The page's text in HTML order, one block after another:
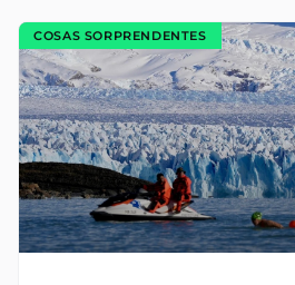
COSAS SORPRENDENTES